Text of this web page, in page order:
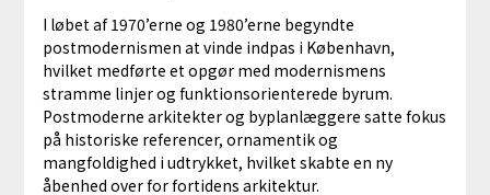
I løbet af 1970’erne og 1980’erne begyndte
postmodernismen at vinde indpas i København,
hvilket medførte et opgør med modernismens
stramme linjer og funktionsorienterede byrum.
Postmoderne arkitekter og byplanlæggere satte fokus
på historiske referencer, ornamentik og
mangfoldighed i udtrykket, hvilket skabte en ny
åbenhed over for fortidens arkitektur.